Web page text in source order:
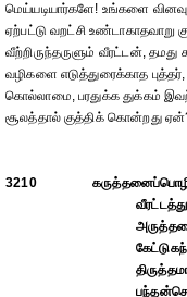
மெய்யடியார்களே! உங்களை
ஏற்பட்டு வறட்சி உண்டாகாதவாறு
வீற்றிருந்தருளும் வீரட்டன்,
வழிகளை எடுத்துரைக்காத
கொல்லாமை, பரதுக்க துக்கம்
சூலத்தால் குத்திக் கொன்றது
3210